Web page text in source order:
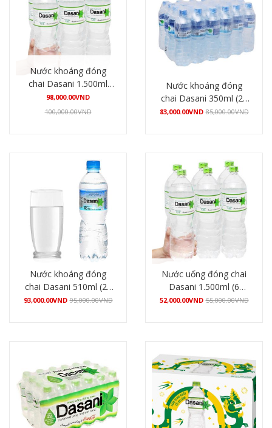
Nước khoáng đóng
chai Dasani 1.500ml
(12 chai/thùng)
98,000.00VND
100,000.00VND
Nước khoáng đóng
chai Dasani 350ml (24
chai/thùng)
83,000.00VND 85,000.00VND
Nước khoáng đóng
chai Dasani 510ml (24
chai/thùng)
93,000.00VND 95,000.00VND
Nước uống đóng chai
Dasani 1.500ml (6
chai/lốc)
52,000.00VND 55,000.00VND